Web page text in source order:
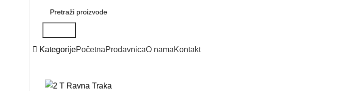
KategorijePočetnaProdavnicaO namaKontakt